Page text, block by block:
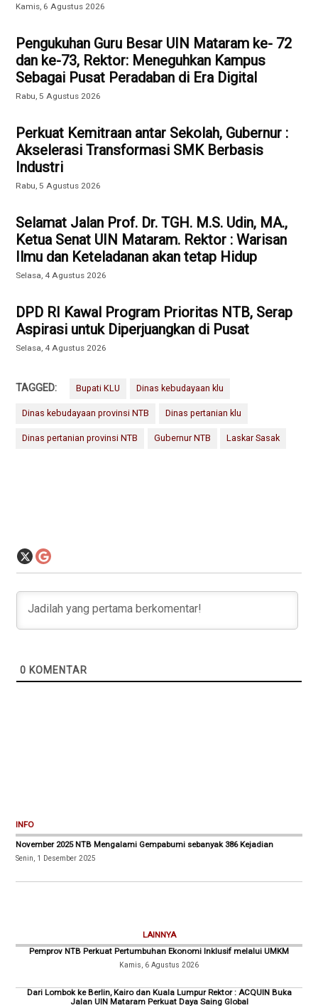
Kamis, 6 Agustus 2026
Pengukuhan Guru Besar UIN Mataram ke- 72
dan ke-73, Rektor: Meneguhkan Kampus
Sebagai Pusat Peradaban di Era Digital
Rabu, 5 Agustus 2026
Perkuat Kemitraan antar Sekolah, Gubernur :
Akselerasi Transformasi SMK Berbasis
Industri
Rabu, 5 Agustus 2026
Selamat Jalan Prof. Dr. TGH. M.S. Udin, MA.,
Ketua Senat UIN Mataram. Rektor : Warisan
Ilmu dan Keteladanan akan tetap Hidup
Selasa, 4 Agustus 2026
DPD RI Kawal Program Prioritas NTB, Serap
Aspirasi untuk Diperjuangkan di Pusat
Selasa, 4 Agustus 2026
TAGGED: Bupati KLU Dinas kebudayaan klu
Dinas kebudayaan provinsi NTB Dinas pertanian klu
Dinas pertanian provinsi NTB Gubernur NTB Laskar Sasak
0 KOMENTAR
INFO
November 2025 NTB Mengalami Gempabumi sebanyak 386 Kejadian
Senin, 1 Desember 2025
LAINNYA
Pemprov NTB Perkuat Pertumbuhan Ekonomi Inklusif melalui UMKM
Kamis, 6 Agustus 2026
Dari Lombok ke Berlin, Kairo dan Kuala Lumpur Rektor : ACQUIN Buka
Jalan UIN Mataram Perkuat Daya Saing Global